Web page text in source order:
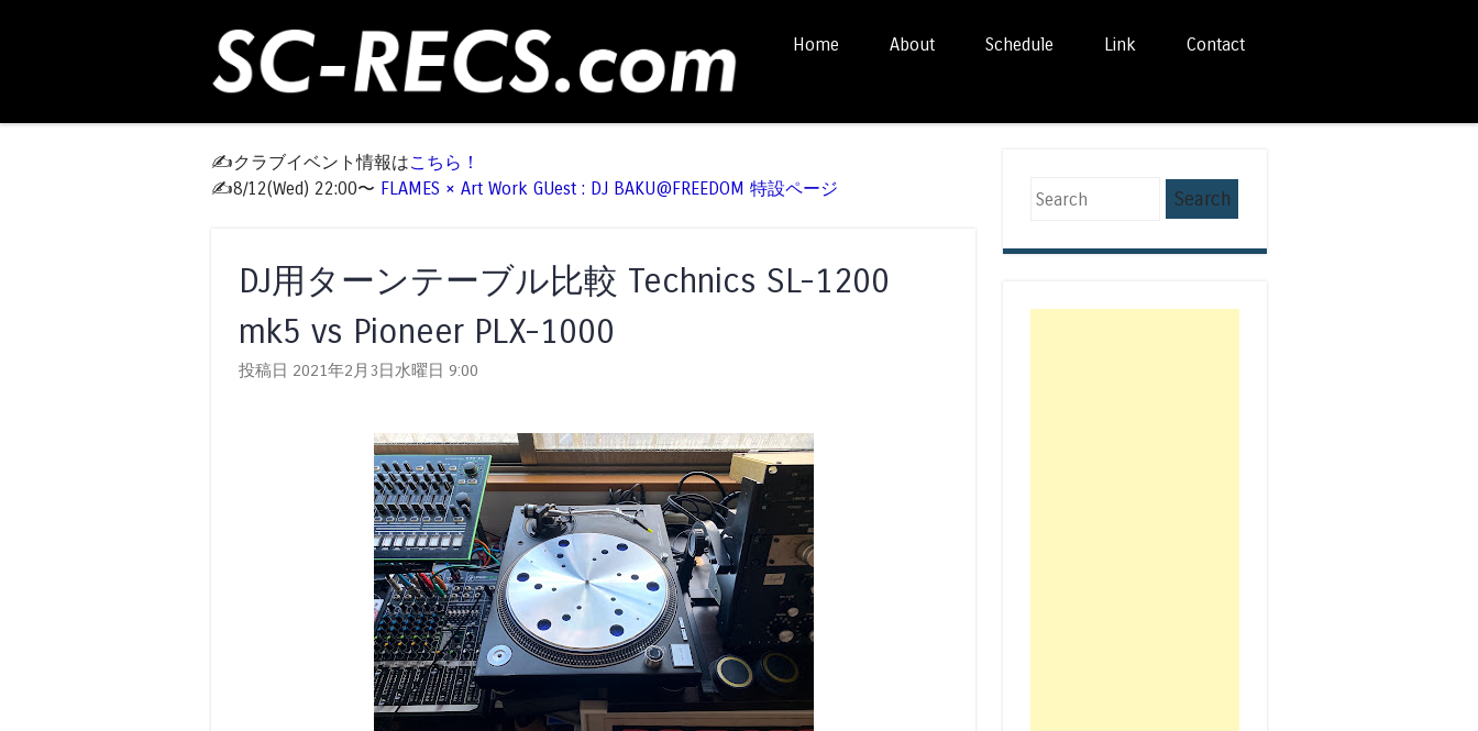
Skip to content
Home About Schedule Link Contact
✍️クラブイベント情報はこちら！
✍️8/12(Wed) 22:00〜 FLAMES × Art Work GUest : DJ BAKU@FREEDOM 特設ページ
DJ用ターンテーブル比較 Technics SL-1200
mk5 vs Pioneer PLX-1000
投稿日 2021年2月3日水曜日 9:00
Search